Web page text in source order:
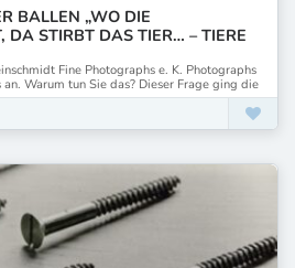
BALLEN „WO DIE
DA STIRBT DAS TIER… – TIERE
Fine Photographs e. K. Photographs
Warum tun Sie das? Dieser Frage ging die